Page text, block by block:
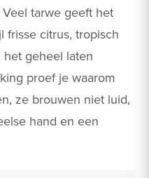
tarwe geeft het
frisse citrus, tropisch
geheel laten
proef je waarom
ze brouwen niet luid,
hand en een